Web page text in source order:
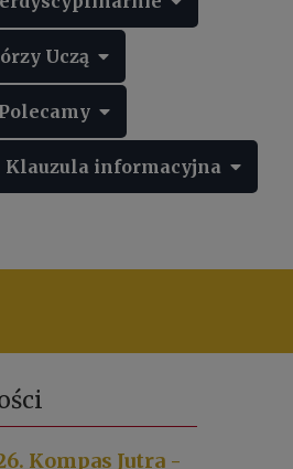
Uczą
Polecamy
Klauzula informacyjna
Kompas Jutra -